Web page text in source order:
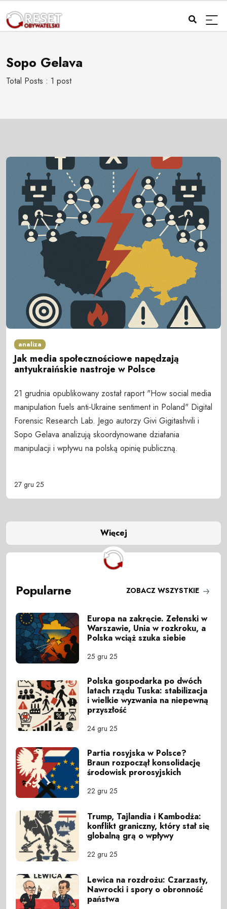
Sopo Gelava
Total Posts : 1 post
analiza
Jak media społecznościowe napędzają
antyukraińskie nastroje w Polsce
21 grudnia opublikowany został raport "How social media
manipulation fuels anti-Ukraine sentiment in Poland" Digital
Forensic Research Lab. Jego autorzy Givi Gigitashvili i
Sopo Gelava analizują skoordynowane działania
manipulacji i wpływu na polską opinię publiczną.
27 gru 25
Więcej
Popularne ZOBACZ WSZYSTKIE
Europa na zakręcie. Zełenski w
Warszawie, Unia w rozkroku, a
Polska wciąż szuka siebie
25 gru 25
Polska gospodarka po dwóch
latach rządu Tuska: stabilizacja
i wielkie wyzwania na niepewną
przyszłość
24 gru 25
Partia rosyjska w Polsce?
Braun rozpoczął konsolidację
środowisk prorosyjskich
22 gru 25
Trump, Tajlandia i Kambodża:
konflikt graniczny, który stał się
globalną grą o wpływy
22 gru 25
Lewica na rozdrożu: Czarzasty,
Nawrocki i spory o obronność
państwa